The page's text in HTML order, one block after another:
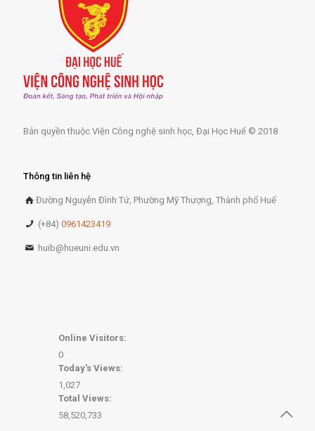
Bản quyền thuộc Viện Công nghệ sinh học, Đại Học Huế © 2018
Thông tin liên hệ
Đường Nguyễn Đình Tứ, Phường Mỹ Thượng, Thành phố Huế
(+84)0961423419
huib@hueuni.edu.vn
Online Visitors:
0
Today's Views:
1,027
Total Views:
58,520,733